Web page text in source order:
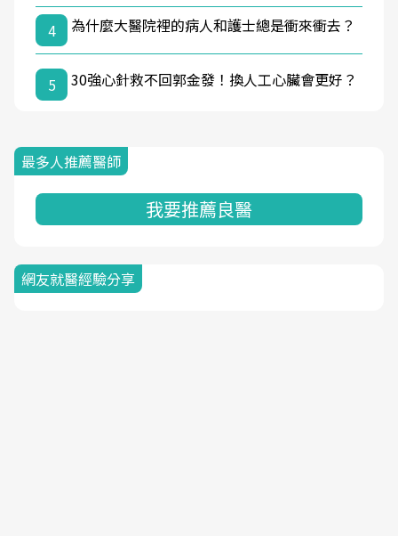
4
為什麼大醫院裡的病人和護士總是衝來衝去？
5 30強心針救不回郭金發！換人工心臟會更好？
最多人推薦醫師
我要推薦良醫
網友就醫經驗分享